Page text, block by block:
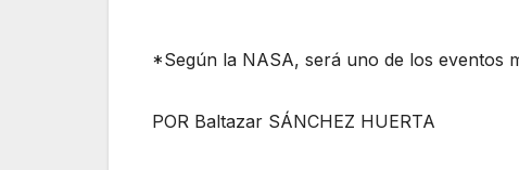
*Según la NASA, será uno de los eventos
POR Baltazar SÁNCHEZ HUERTA